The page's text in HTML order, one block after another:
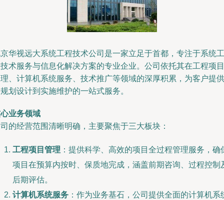
华视远大系统工程技术公司是一家立足于首都，专注于系统工
术服务与信息化解决方案的专业企业。公司依托其在工程项目
、计算机系统服务、技术推广等领域的深厚积累，为客户提供
划设计到实施维护的一站式服务。
业务领域
的经营范围清晰明确，主要聚焦于三大板块：
工程项目管理 ：提供科学、高效的项目全过程管理服务，确
项目在预算内按时、保质地完成，涵盖前期咨询、过程控制
后期评估。
计算机系统服务 ：作为业务基石，公司提供全面的计算机系